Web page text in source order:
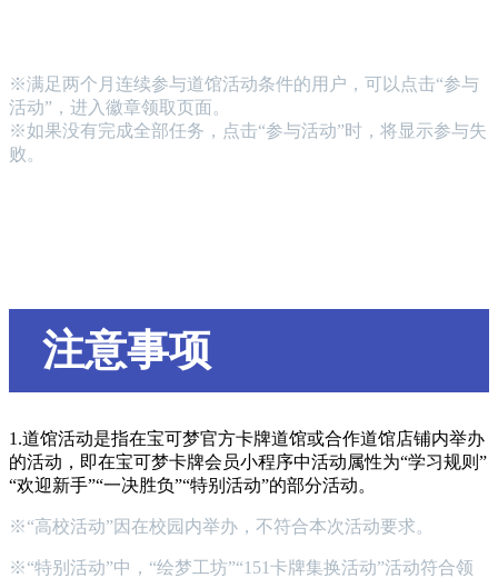
※满足两个月连续参与道馆活动条件的用户，可以点击“参与
活动”，进入徽章领取页面。
※如果没有完成全部任务，点击“参与活动”时，将显示参与失
败。
注意事项
1.道馆活动是指在宝可梦官方卡牌道馆或合作道馆店铺内举办
的活动，即在宝可梦卡牌会员小程序中活动属性为“学习规则”
“欢迎新手”“一决胜负”“特别活动”的部分活动。
※“高校活动”因在校园内举办，不符合本次活动要求。
※“特别活动”中，“绘梦工坊”“151卡牌集换活动”活动符合领